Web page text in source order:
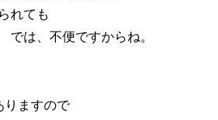
れても
は、不便ですからね。
りますので